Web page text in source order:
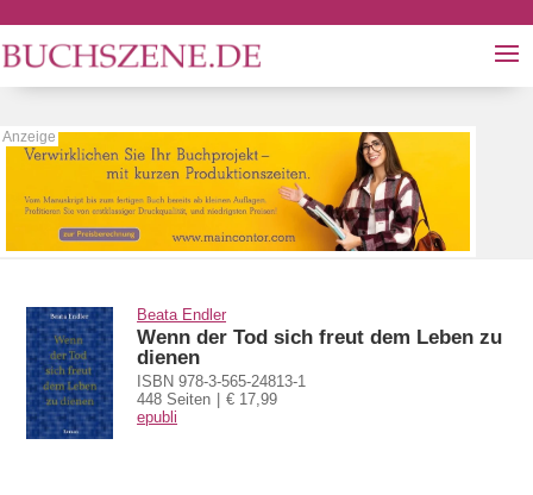
Beata Endler
Wenn der Tod sich freut dem Leben zu
dienen
ISBN 978-3-565-24813-1
448 Seiten
€ 17,99
epubli